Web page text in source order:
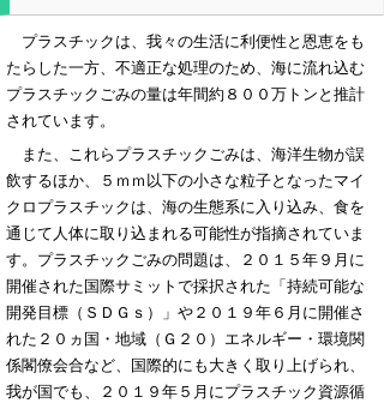
プラスチックは、我々の生活に利便性と恩恵をも
たらした一方、不適正な処理のため、海に流れ込む
プラスチックごみの量は年間約８００万トンと推計
されています。
また、これらプラスチックごみは、海洋生物が誤
飲するほか、５ｍｍ以下の小さな粒子となったマイ
クロプラスチックは、海の生態系に入り込み、食を
通じて人体に取り込まれる可能性が指摘されていま
す。プラスチックごみの問題は、２０１５年９月に
開催された国際サミットで採択された「持続可能な
開発目標（ＳＤＧｓ）」や２０１９年６月に開催さ
れた２０ヵ国・地域（Ｇ２０）エネルギー・環境関
係閣僚会合など、国際的にも大きく取り上げられ、
我が国でも、２０１９年５月にプラスチック資源循